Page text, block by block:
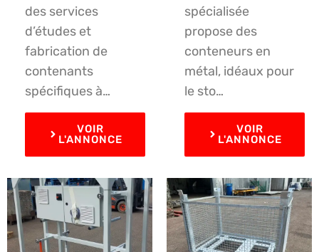
des services
d’études et
fabrication de
contenants
spécifiques à…
VOIR
L'ANNONCE
spécialisée
propose des
conteneurs en
métal, idéaux pour
le sto…
VOIR
L'ANNONCE